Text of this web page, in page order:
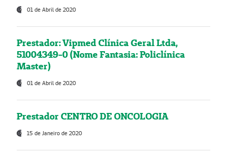
01 de Abril de 2020
Prestador: Vipmed Clínica Geral Ltda,
51004349-0 (Nome Fantasia: Policlínica
Master)
01 de Abril de 2020
Prestador CENTRO DE ONCOLOGIA
15 de Janeiro de 2020